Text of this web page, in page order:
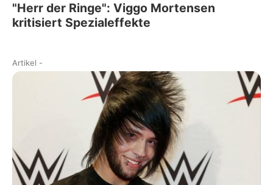
"Herr der Ringe": Viggo Mortensen
kritisiert Spezialeffekte
Artikel -